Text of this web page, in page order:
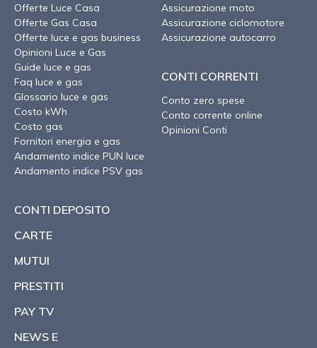
Offerte Luce Casa
Offerte Gas Casa
Offerte luce e gas business
Opinioni Luce e Gas
Guide luce e gas
Faq luce e gas
Glossario luce e gas
Costo kWh
Costo gas
Fornitori energia e gas
Andamento indice PUN luce
Andamento indice PSV gas
Assicurazione moto
Assicurazione ciclomotore
Assicurazione autocarro
CONTI CORRENTI
Conto zero spese
Conto corrente online
Opinioni Conti
CONTI DEPOSITO
CARTE
MUTUI
PRESTITI
PAY TV
NEWS E